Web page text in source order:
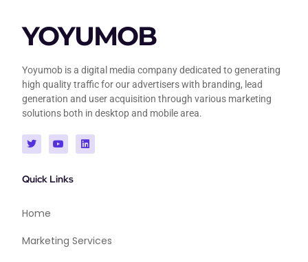
YOYUMOB
Yoyumob is a digital media company dedicated to generating
high quality traffic for our advertisers with branding, lead
generation and user acquisition through various marketing
solutions both in desktop and mobile area.
Quick Links
Home
Marketing Services